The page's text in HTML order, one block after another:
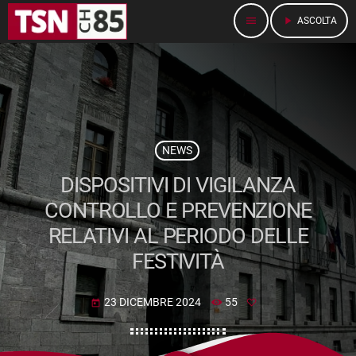
menu play_arrow ASCOLTA
NEWS
DISPOSITIVI DI VIGILANZA
CONTROLLO E PREVENZIONE
RELATIVI AL PERIODO DELLE
FESTIVITÀ
today 23 DICEMBRE 2024 55